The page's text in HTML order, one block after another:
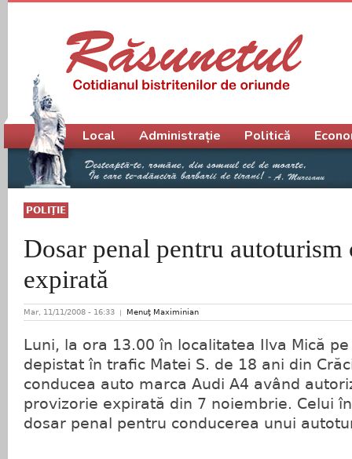
POLIŢIE
Dosar penal pentru
expirată
Mar, 11/11/2008 - 16:33 Menuţ Maximinian
Luni, la ora 13.00 în localitatea Ilva Mică
depistat în trafic Matei S. de 18 ani din
conducea auto marca Audi A4 având
provizorie expirată din 7 noiembrie. Celui
dosar penal pentru conducerea unui
Meniu principal
Local Administrație Politică